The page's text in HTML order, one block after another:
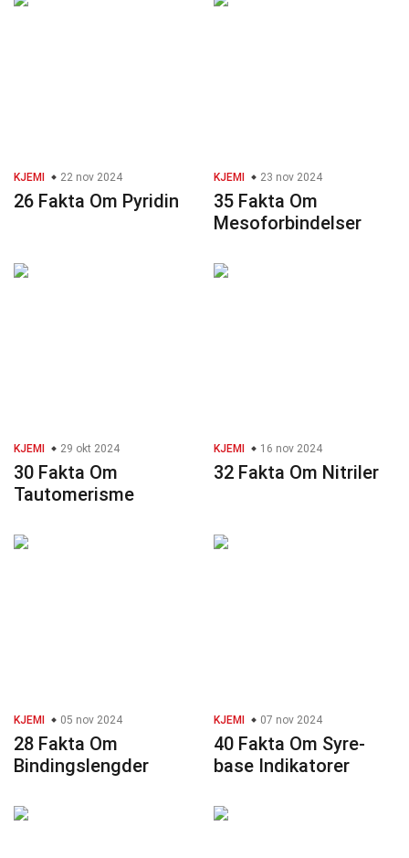
KJEMI 22 nov 2024
26 Fakta Om Pyridin
KJEMI 23 nov 2024
35 Fakta Om
Mesoforbindelser
KJEMI 29 okt 2024
30 Fakta Om
Tautomerisme
KJEMI 16 nov 2024
32 Fakta Om Nitriler
KJEMI 05 nov 2024
28 Fakta Om
Bindingslengder
KJEMI 07 nov 2024
40 Fakta Om Syre-
base Indikatorer